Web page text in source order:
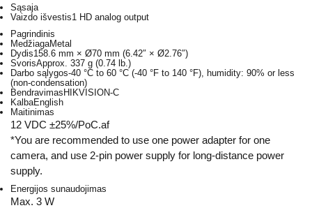
Sąsaja
Vaizdo išvestis1 HD analog output
Pagrindinis
MedžiagaMetal
Dydis158.6 mm × Ø70 mm (6.42″ × Ø2.76″)
SvorisApprox. 337 g (0.74 lb.)
Darbo sąlygos-40 °C to 60 °C (-40 °F to 140 °F), humidity: 90% or less
(non-condensation)
Bendravimas HIKVISION-C
KalbaEnglish
Maitinimas
12 VDC ±25%/PoC.af
*You are recommended to use one power adapter for one
camera, and use 2-pin power supply for long-distance power
supply.
Energijos sunaudojimas
Max. 3 W